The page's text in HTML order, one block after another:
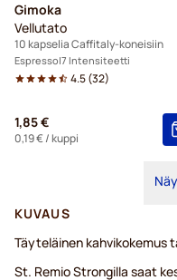
Gimoka
Vellutato
10 kapselia Caffitaly-koneisiin
Espresso 7 Intensiteetti
4.5(32)
1,85 €
0,19 €/ kuppi
KUVAUS
Täyteläinen kahvikokemus
St. Remio Strongilla saat